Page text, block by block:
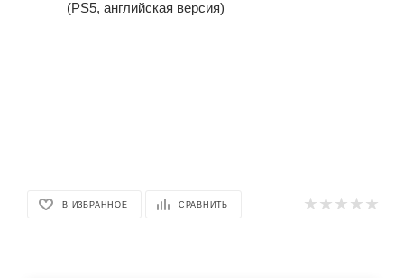
В ИЗБРАННОЕ СРАВНИТЬ